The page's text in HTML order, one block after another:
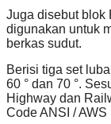
Juga disebut blok
digunakan untuk
berkas sudut.
Berisi tiga set
60 ° dan 70 °.
Highway dan
Code ANSI / AWS